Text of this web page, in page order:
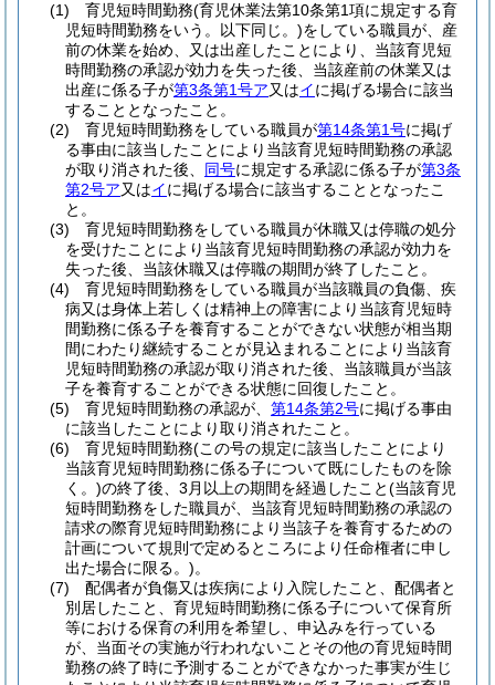
(1)
育児短時間勤務(育児休業法第10条第1項に規定する育
児短時間勤務をいう。以下同じ。)をしている職員が、産
前の休業を始め、又は出産したことにより、当該育児短
時間勤務の承認が効力を失った後、当該産前の休業又は
出産に係る子が第3条第1号ア又はイに掲げる場合に該当
することとなったこと。
(2)
育児短時間勤務をしている職員が第14条第1号に掲げ
る事由に該当したことにより当該育児短時間勤務の承認
が取り消された後、 同号に規定する承認に係る子が第3条
第2号ア又はイに掲げる場合に該当することとなったこ
と。
(3)
育児短時間勤務をしている職員が休職又は停職の処分
を受けたことにより当該育児短時間勤務の承認が効力を
失った後、当該休職又は停職の期間が終了したこと。
(4)
育児短時間勤務をしている職員が当該職員の負傷、疾
病又は身体上若しくは精神上の障害により当該育児短時
間勤務に係る子を養育することができない状態が相当期
間にわたり継続することが見込まれることにより当該育
児短時間勤務の承認が取り消された後、当該職員が当該
子を養育することができる状態に回復したこと。
(5)
育児短時間勤務の承認が、 第14条第2号に掲げる事由
に該当したことにより取り消されたこと。
(6)
育児短時間勤務(この号の規定に該当したことにより
当該育児短時間勤務に係る子について既にしたものを除
く。)の終了後、3月以上の期間を経過したこと(当該育児
短時間勤務をした職員が、当該育児短時間勤務の承認の
請求の際育児短時間勤務により当該子を養育するための
計画について規則で定めるところにより任命権者に申し
出た場合に限る。)。
(7)
配偶者が負傷又は疾病により入院したこと、配偶者と
別居したこと、育児短時間勤務に係る子について保育所
等における保育の利用を希望し、申込みを行っている
が、当面その実施が行われないことその他の育児短時間
勤務の終了時に予測することができなかった事実が生じ